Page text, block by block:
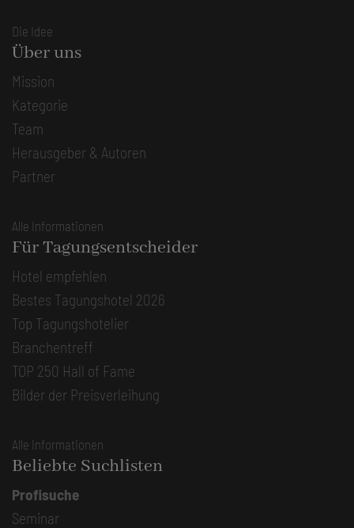
Die Idee
Über uns
Mission
Kategorie
Team
Herausgeber & Autoren
Partner
Alle Informationen
Für Tagungsentscheider
Hotel empfehlen
Bestes Tagungshotel 2026
Top Tagungshotelier
Branchentreff
TOP 250 Hall of Fame
Bilder der Preisverleihung
Alle Informationen
Beliebte Suchlisten
Profisuche
Seminar